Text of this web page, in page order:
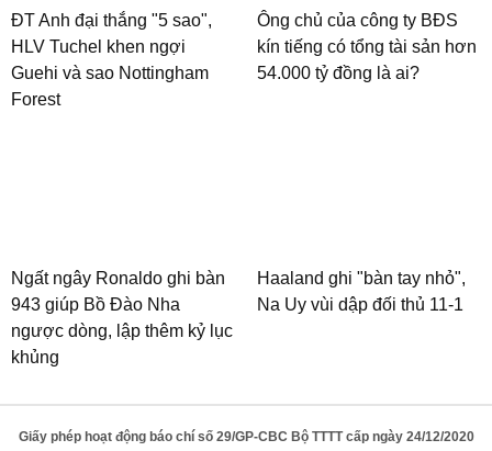
ĐT Anh đại thắng "5 sao",
HLV Tuchel khen ngợi
Guehi và sao Nottingham
Forest
Ông chủ của công ty BĐS
kín tiếng có tổng tài sản hơn
54.000 tỷ đồng là ai?
Ngất ngây Ronaldo ghi bàn
943 giúp Bồ Đào Nha
ngược dòng, lập thêm kỷ lục
khủng
Haaland ghi "bàn tay nhỏ",
Na Uy vùi dập đối thủ 11-1
Giấy phép hoạt động báo chí số 29/GP-CBC Bộ TTTT cấp ngày 24/12/2020